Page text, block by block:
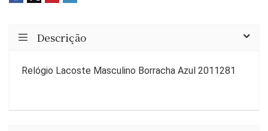
Descrição
Relógio Lacoste Masculino Borracha Azul 2011281